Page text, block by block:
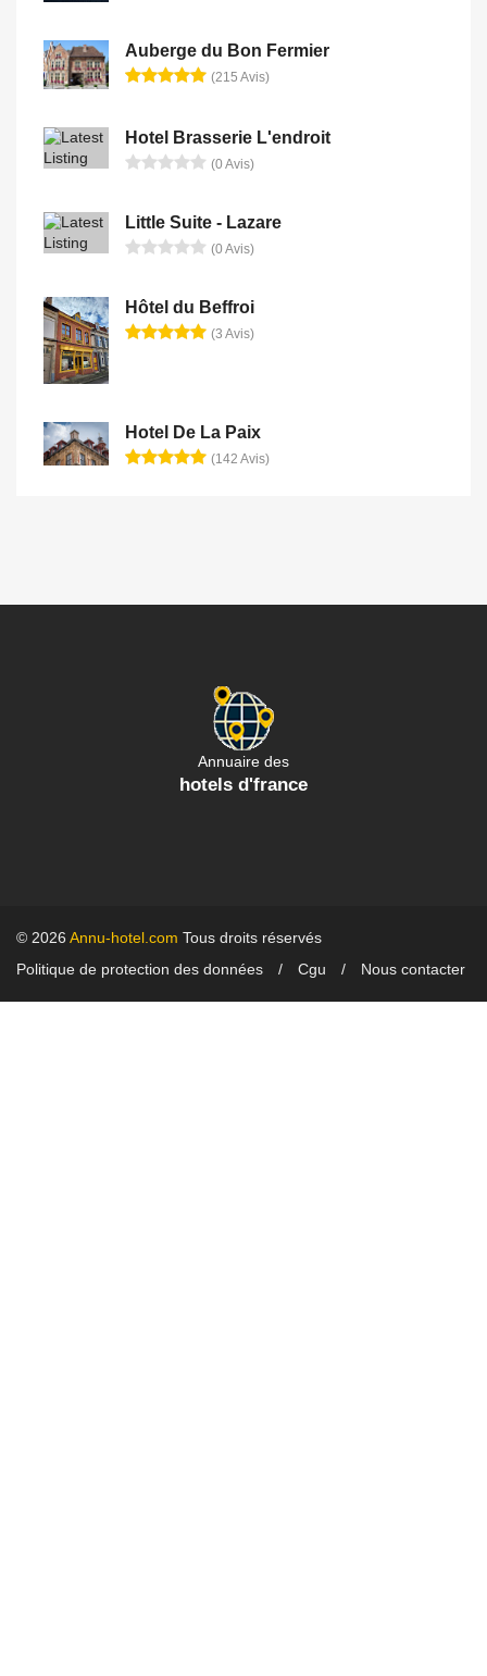
Auberge du Bon Fermier
(215 Avis)
Hotel Brasserie L'endroit
(0 Avis)
Little Suite - Lazare
(0 Avis)
Hôtel du Beffroi
(3 Avis)
Hotel De La Paix
(142 Avis)
Annuaire des
hotels d'france
© 2026 Annu-hotel.com Tous droits réservés
Politique de protection des données
Cgu Nous contacter